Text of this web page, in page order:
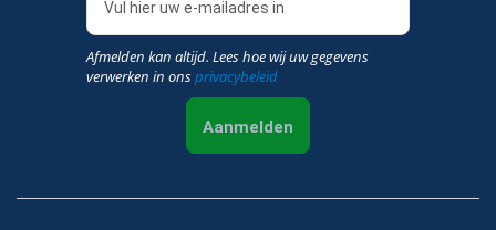
Afmelden kan altijd. Lees hoe wij uw gegevens
verwerken in onsprivacybeleid
Aanmelden